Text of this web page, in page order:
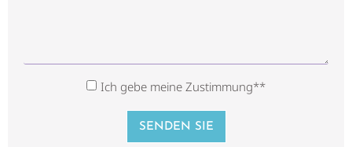
Ich gebe meine Zustimmung**
SENDEN SIE